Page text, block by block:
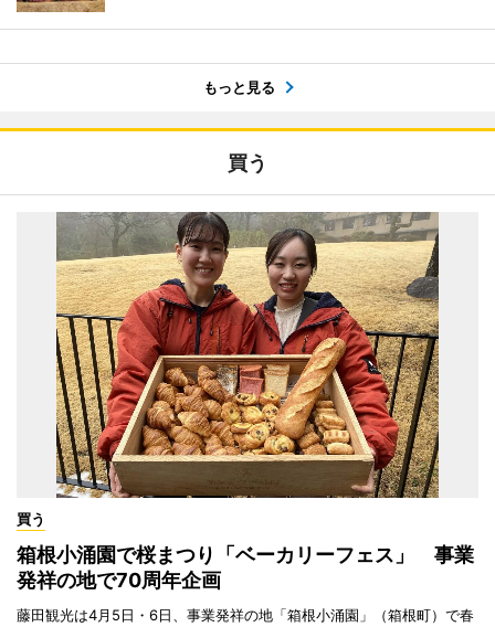
もっと見る
買う
買う
箱根小涌園で桜まつり「ベーカリーフェス」 事業
発祥の地で70周年企画
藤田観光は4月5日・6日、事業発祥の地「箱根小涌園」（箱根町）で春